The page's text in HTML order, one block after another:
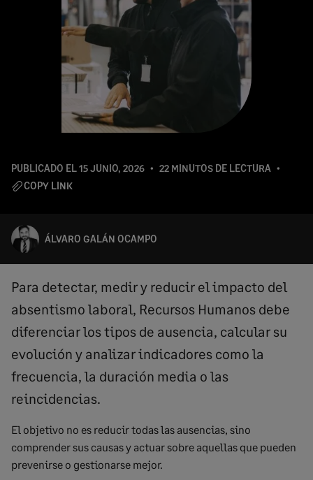
PUBLICADO EL15 JUNIO, 2026
22 MINUTOS DE LECTURA
COPY LINK
ÁLVARO GALÁN OCAMPO
Para detectar, medir y reducir el impacto del
absentismo laboral, Recursos Humanos debe
diferenciar los tipos de ausencia, calcular su
evolución y analizar indicadores como la
frecuencia, la duración media o las
reincidencias.
El objetivo no es reducir todas las ausencias, sino
comprender sus causas y actuar sobre aquellas que pueden
prevenirse o gestionarse mejor.